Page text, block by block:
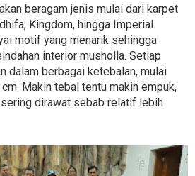
beragam jenis mulai dari karpet
Kingdom, hingga Imperial.
motif yang menarik sehingga
interior musholla. Setiap
dalam berbagai ketebalan, mulai
Makin tebal tentu makin empuk,
dirawat sebab relatif lebih